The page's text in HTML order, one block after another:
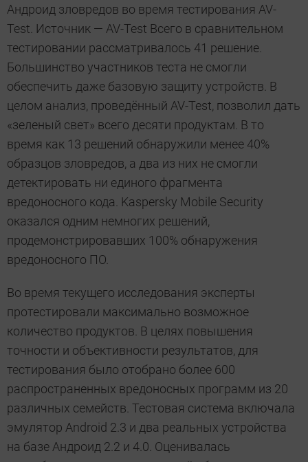
Андроид зловредов во время тестирования AV-
Test. Источник — AV-Test Всего в сравнительном
тестировании рассматривалось 41 решение.
Большинство участников теста не смогли
обеспечить даже базовую защиту устройств. В
целом анализ, проведённый AV-Test, позволил дать
«зеленый свет» всего десяти продуктам. В то
время как 13 решений обнаружили менее 40%
образцов зловредов, а два из них не смогли
детектировать ни единого фрагмента
вредоносного кода. Kaspersky Mobile Security
оказался одним немногих решений,
продемонстрировавших 100% обнаружения
вредоносного ПО.
Во время текущего исследования эксперты
протестировали максимально возможное
количество продуктов. В целях повышения
точности и объективности результатов, для
тестирования было отобрано более 600
распространенных вредоносных программ из 20
различных семейств. Тестовая система включала
эмулятор Android 2.3 и два реальных устройства
на базе Андроид 2.2 и 4.0. Оценивалась